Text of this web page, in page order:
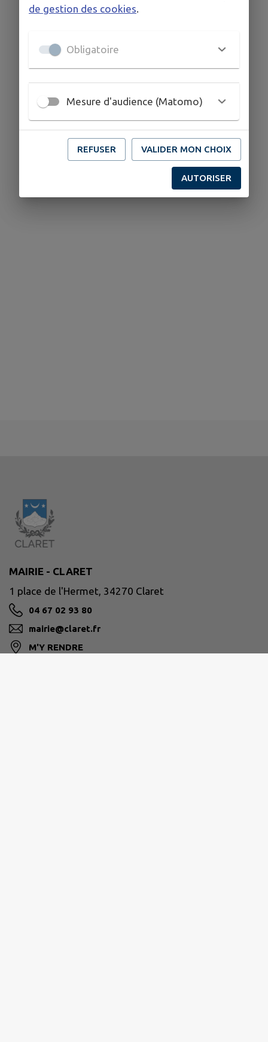
MAIRIE - CLARET
1 place de l'Hermet, 34270 Claret
04 67 02 93 80
mairie@claret.fr
M'Y RENDRE
de gestion des cookies
Obligatoire
Mesure d'audience (Matomo)
REFUSER VALIDER MON CHOIX
AUTORISER